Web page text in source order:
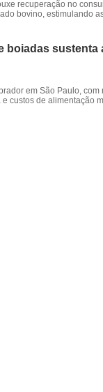
recuperação no
bovino, estimulando
boiadas
em São Paulo,
custos de alimentação